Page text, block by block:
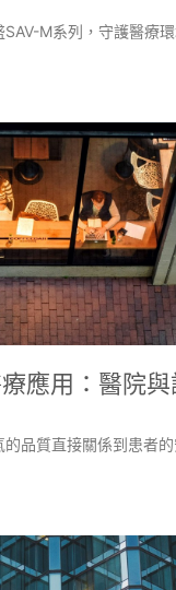
M系列，守護醫療
應用：醫院
品質直接關係到患者